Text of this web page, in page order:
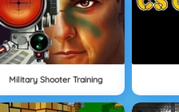
Military Shooter Training